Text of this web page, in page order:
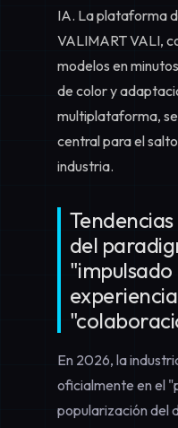
IA. La plataforma
VALIMART VALI,
modelos en
de color y
multiplataforma,
central para el
industria.
del
En 2026, la
oficialmente en el
popularización del